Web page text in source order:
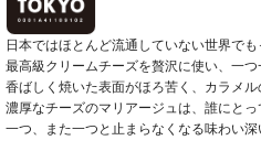
日本ではほとんど流通していない世界で
最高級クリームチーズを贅沢に使い、一
香ばしく焼いた表面がほろ苦く、カラメ
濃厚なチーズのマリアージュは、誰にと
一つ、また一つと止まらなくなる味わい深